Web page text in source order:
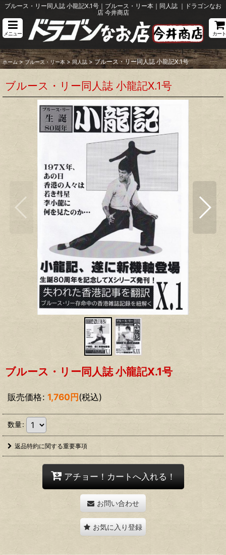
ブルース・リー同人誌 小龍記X.1号｜ブルース・リー本｜同人誌 ｜ドラゴンなお
店 今井商店
メニュー カート
ホーム > ブルース・リー本 > 同人誌 > ブルース・リー同人誌 小龍記X.1号
ブルース・リー同人誌 小龍記X.1号
ブルース・リー同人誌 小龍記X.1号
販売価格: 1,760円(税込)
数量:
返品特約に関する重要事項
アチョー！カートへ入れる！
お問い合わせ
お気に入り登録